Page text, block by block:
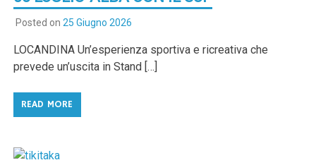
Posted on 25 Giugno 2026
LOCANDINA Un’esperienza sportiva e ricreativa che
prevede un’uscita in Stand […]
READ MORE